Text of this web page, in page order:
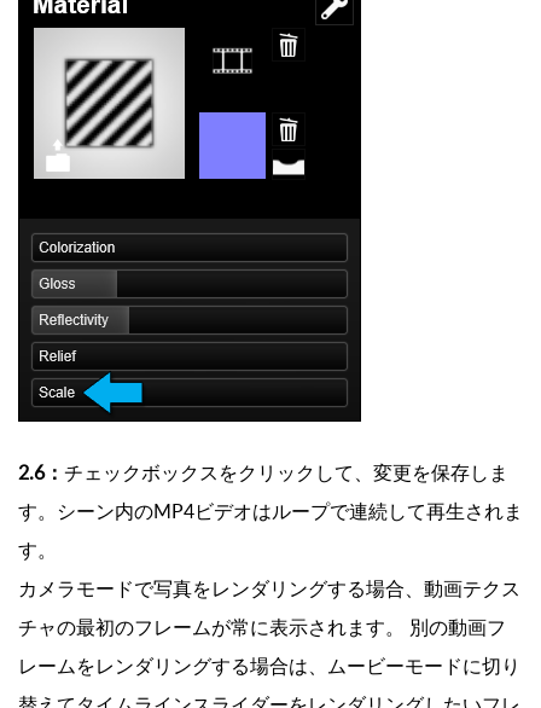
2.6： チェックボックスをクリックして、変更を保存しま
す。シーン内のMP4ビデオはループで連続して再生されま
す。
カメラモードで写真をレンダリングする場合、動画テクス
チャの最初のフレームが常に表示されます。 別の動画フ
レームをレンダリングする場合は、ムービーモードに切り